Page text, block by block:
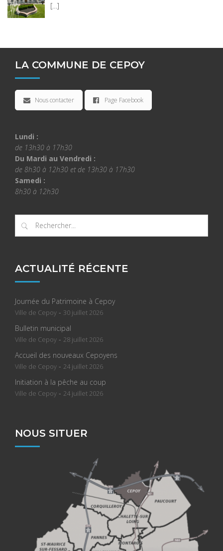
[…]
LA COMMUNE DE CEPOY
Nous contacter Page Facebook
Lundi :
de 13h30 à 17h30
Du Mardi au Vendredi :
de 8h30 à 12h30 et de 13h30 à 17h30
Samedi :
8h30 à 12h30
ACTUALITÉ RÉCENTE
Journée du Patrimoine à Cepoy
Ville de Cepoy - 30 juillet 2026
Bulletin municipal
Ville de Cepoy - 28 juillet 2026
Accueil des nouveaux Cepoyens
Ville de Cepoy - 24 juillet 2026
Initiation à la pêche au coup
Ville de Cepoy - 24 juillet 2026
NOUS SITUER